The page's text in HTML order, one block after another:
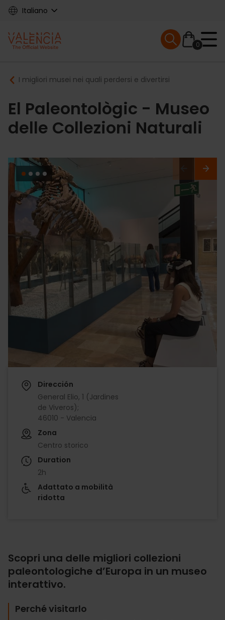
Skip
content
Italiano
Main
navigation
0
Mobile menu
Breadcrumb
I migliori musei nei quali perdersi e divertirsi
El Paleontològic - Museo
delle Collezioni Naturali
Dirección
General Elio, 1 (Jardines
de Viveros);
46010 - Valencia
Zona
Centro storico
Duration
2h
Adattato a mobilità
ridotta
Scopri una delle migliori collezioni
paleontologiche d’Europa in un museo
interattivo.
Perché visitarlo